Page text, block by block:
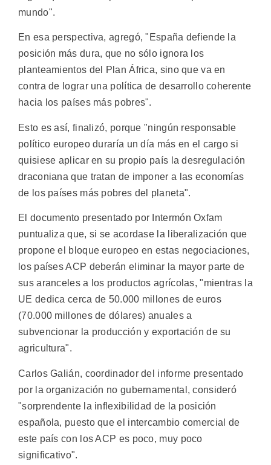
mundo".
En esa perspectiva, agregó, "España defiende la
posición más dura, que no sólo ignora los
planteamientos del Plan África, sino que va en
contra de lograr una política de desarrollo coherente
hacia los países más pobres".
Esto es así, finalizó, porque "ningún responsable
político europeo duraría un día más en el cargo si
quisiese aplicar en su propio país la desregulación
draconiana que tratan de imponer a las economías
de los países más pobres del planeta".
El documento presentado por Intermón Oxfam
puntualiza que, si se acordase la liberalización que
propone el bloque europeo en estas negociaciones,
los países ACP deberán eliminar la mayor parte de
sus aranceles a los productos agrícolas, "mientras la
UE dedica cerca de 50.000 millones de euros
(70.000 millones de dólares) anuales a
subvencionar la producción y exportación de su
agricultura".
Carlos Galián, coordinador del informe presentado
por la organización no gubernamental, consideró
"sorprendente la inflexibilidad de la posición
española, puesto que el intercambio comercial de
este país con los ACP es poco, muy poco
significativo".